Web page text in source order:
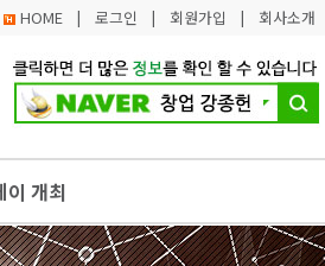
HOME| 로그인 | 회원가입 | 회사소개
이 개최